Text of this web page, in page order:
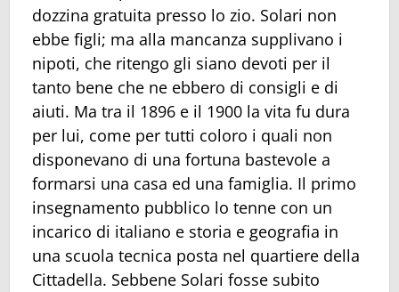
dozzina gratuita presso lo zio. Solari non
ebbe figli; ma alla mancanza supplivano i
nipoti, che ritengo gli siano devoti per il
tanto bene che ne ebbero di consigli e di
aiuti. Ma tra il 1896 e il 1900 la vita fu dura
per lui, come per tutti coloro i quali non
disponevano di una fortuna bastevole a
formarsi una casa ed una famiglia. Il primo
insegnamento pubblico lo tenne con un
incarico di italiano e storia e geografia in
una scuola tecnica posta nel quartiere della
Cittadella. Sebbene Solari fosse subito